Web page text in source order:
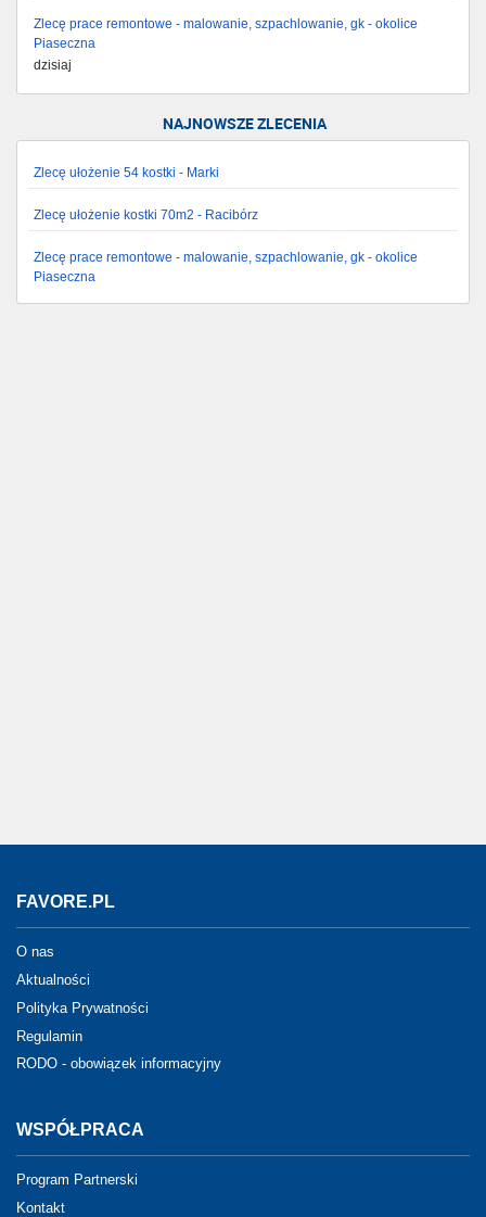
Zlecę prace remontowe - malowanie, szpachlowanie, gk - okolice
Piaseczna
dzisiaj
NAJNOWSZE ZLECENIA
Zlecę ułożenie 54 kostki - Marki
Zlecę ułożenie kostki 70m2 - Racibórz
Zlecę prace remontowe - malowanie, szpachlowanie, gk - okolice
Piaseczna
FAVORE.PL
O nas
Aktualności
Polityka Prywatności
Regulamin
RODO - obowiązek informacyjny
WSPÓŁPRACA
Program Partnerski
Kontakt